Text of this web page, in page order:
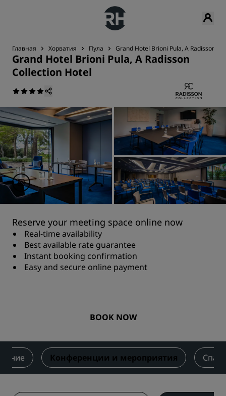
Главная Хорватия Пула Grand Hotel Brioni Pula, A Radisson
Grand Hotel Brioni Pula, A Radisson
Collection Hotel
Reserve your meeting space online now
Real-time availability
Best available rate guarantee
Instant booking confirmation
Easy and secure online payment
BOOK NOW
Конференции и мероприятия Спа-